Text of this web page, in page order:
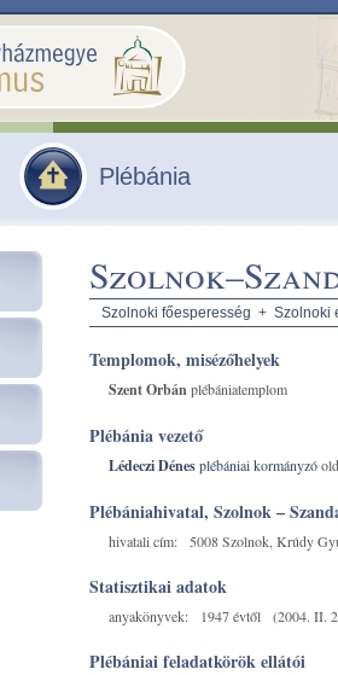
Plébánia
Szolnoki főesperesség + Szolnoki
Templomok, misézőhelyek
Szent Orbánplébániatemplom
Plébánia vezető
Lédeczi Dénesplébániai kormányzó
Plébániahivatal, Szolnok –
hivatali cím: 5008 Szolnok, Krúdy
Statisztikai adatok
anyakönyvek: 1947 évtől (2004. II.
Plébániai feladatkörök ellátói